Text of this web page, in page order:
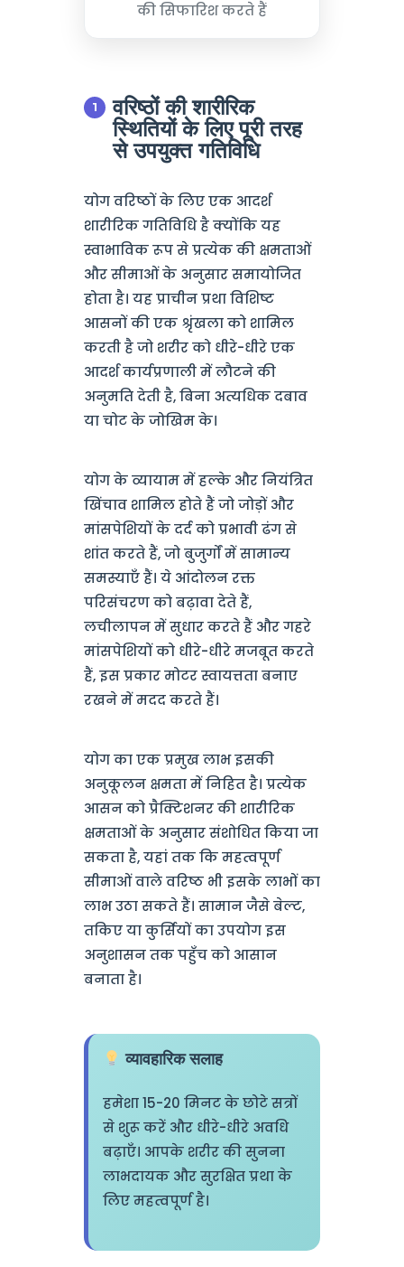
की सिफारिश करते हैं
वरिष्ठों की शारीरिक
स्थितियों के लिए पूरी तरह
से उपयुक्त गतिविधि
योग वरिष्ठों के लिए एक आदर्श
शारीरिक गतिविधि है क्योंकि यह
स्वाभाविक रूप से प्रत्येक की क्षमताओं
और सीमाओं के अनुसार समायोजित
होता है। यह प्राचीन प्रथा विशिष्ट
आसनों की एक श्रृंखला को शामिल
करती है जो शरीर को धीरे-धीरे एक
आदर्श कार्यप्रणाली में लौटने की
अनुमति देती है, बिना अत्यधिक दबाव
या चोट के जोखिम के।
योग के व्यायाम में हल्के और नियंत्रित
खिंचाव शामिल होते हैं जो जोड़ों और
मांसपेशियों के दर्द को प्रभावी ढंग से
शांत करते हैं, जो बुजुर्गों में सामान्य
समस्याएँ हैं। ये आंदोलन रक्त
परिसंचरण को बढ़ावा देते हैं,
लचीलापन में सुधार करते हैं और गहरे
मांसपेशियों को धीरे-धीरे मजबूत करते
हैं, इस प्रकार मोटर स्वायत्तता बनाए
रखने में मदद करते हैं।
योग का एक प्रमुख लाभ इसकी
अनुकूलन क्षमता में निहित है। प्रत्येक
आसन को प्रैक्टिशनर की शारीरिक
क्षमताओं के अनुसार संशोधित किया जा
सकता है, यहां तक कि महत्वपूर्ण
सीमाओं वाले वरिष्ठ भी इसके लाभों का
लाभ उठा सकते हैं। सामान जैसे बेल्ट,
तकिए या कुर्सियों का उपयोग इस
अनुशासन तक पहुँच को आसान
बनाता है।
व्यावहारिक सलाह
हमेशा 15-20 मिनट के छोटे सत्रों
से शुरू करें और धीरे-धीरे अवधि
बढ़ाएँ। आपके शरीर की सुनना
लाभदायक और सुरक्षित प्रथा के
लिए महत्वपूर्ण है।